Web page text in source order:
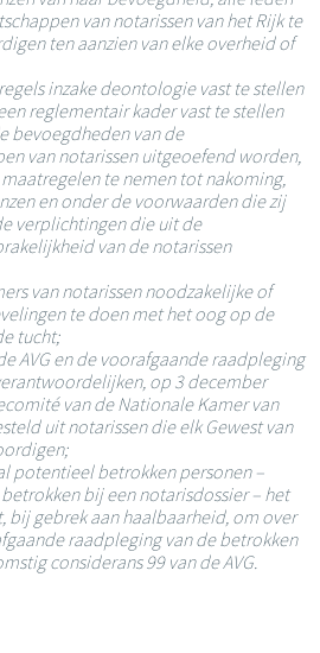
van notarissen van het Rijk te
ten aanzien van elke overheid of
inzake deontologie vast te stellen
reglementair kader vast te stellen
bevoegdheden van de
van notarissen uitgeoefend worden,
te nemen tot nakoming,
en onder de voorwaarden die zij
verplichtingen die uit de
van de notarissen
van notarissen noodzakelijke of
te doen met het oog op de
tucht;
AVG en de voorafgaande raadpleging
op 3 december
van de Nationale Kamer van
uit notarissen die elk Gewest van
potentieel betrokken personen –
bij een notarisdossier – het
bij gebrek aan haalbaarheid, om over
raadpleging van de betrokken
considerans 99 van de AVG.